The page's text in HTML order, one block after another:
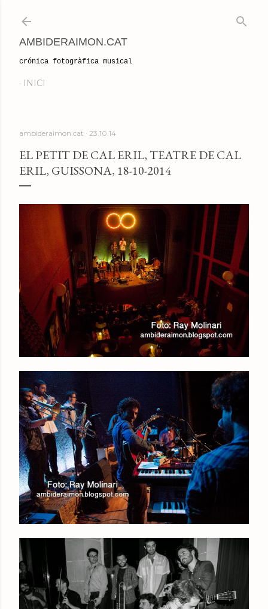
AMBIDERAIMON.CAT
crónica fotogràfica musical
INICI
ambideraimon.cat 23.10.14
EL PETIT DE CAL ERIL, TEATRE DE CAL
ERIL, GUISSONA, 18-10-2014